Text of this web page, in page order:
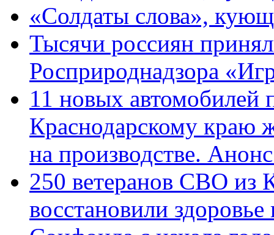
«Солдаты слова»,
Тысячи россиян
Росприроднадзора
11 новых автомобилей
Краснодарскому краю
на производстве.
250 ветеранов СВО из
восстановили